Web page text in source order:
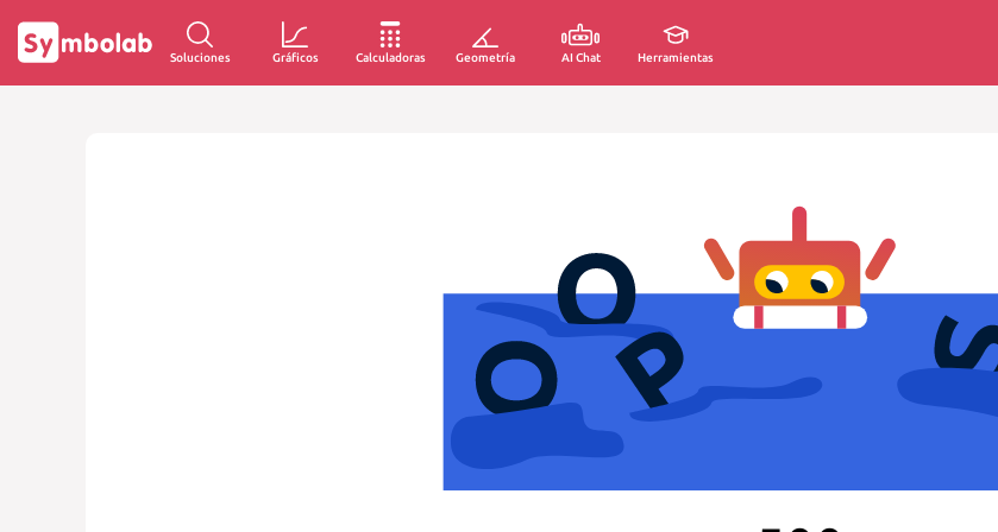
Soluciones Gráficos Calculadoras Geometría AI Chat Herramientas